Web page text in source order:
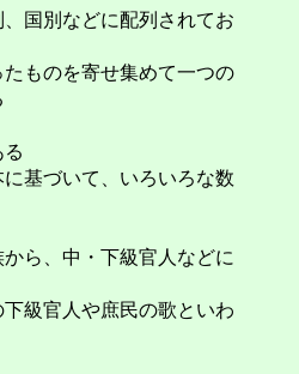
国別などに配列されてお
ものを寄せ集めて一つの
基づいて、いろいろな数
ら、中・下級官人などに
級官人や庶民の歌といわ